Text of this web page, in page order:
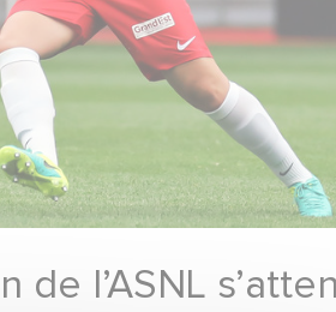
de l’ASNL